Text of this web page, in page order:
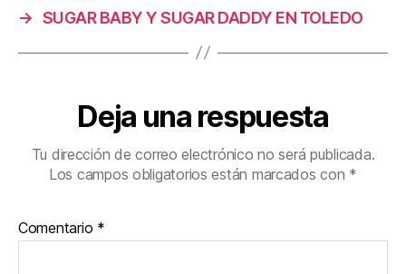
→ SUGAR BABY Y SUGAR DADDY EN TOLEDO
Deja una respuesta
Tu dirección de correo electrónico no será publicada.
Los campos obligatorios están marcados con *
Comentario *